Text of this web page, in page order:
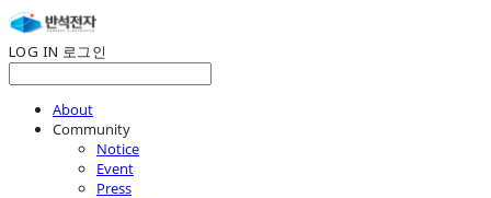
LOG IN 로그인
About
Community
Notice
Event
Press